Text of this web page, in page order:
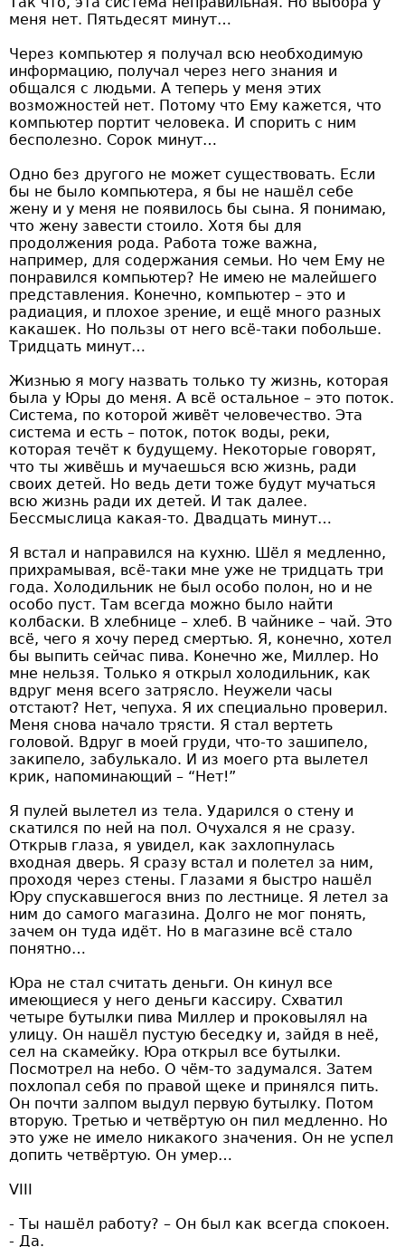
меня нет. Пятьдесят минут…
Через компьютер я получал всю необходимую
информацию, получал через него знания и
общался с людьми. А теперь у меня этих
возможностей нет. Потому что Ему кажется, что
компьютер портит человека. И спорить с ним
бесполезно. Сорок минут…
Одно без другого не может существовать. Если
бы не было компьютера, я бы не нашёл себе
жену и у меня не появилось бы сына. Я понимаю,
что жену завести стоило. Хотя бы для
продолжения рода. Работа тоже важна,
например, для содержания семьи. Но чем Ему не
понравился компьютер? Не имею не малейшего
представления. Конечно, компьютер – это и
радиация, и плохое зрение, и ещё много разных
какашек. Но пользы от него всё-таки побольше.
Тридцать минут…
Жизнью я могу назвать только ту жизнь, которая
была у Юры до меня. А всё остальное – это поток.
Система, по которой живёт человечество. Эта
система и есть – поток, поток воды, реки,
которая течёт к будущему. Некоторые говорят,
что ты живёшь и мучаешься всю жизнь, ради
своих детей. Но ведь дети тоже будут мучаться
всю жизнь ради их детей. И так далее.
Бессмыслица какая-то. Двадцать минут…
Я встал и направился на кухню. Шёл я медленно,
прихрамывая, всё-таки мне уже не тридцать три
года. Холодильник не был особо полон, но и не
особо пуст. Там всегда можно было найти
колбаски. В хлебнице – хлеб. В чайнике – чай. Это
всё, чего я хочу перед смертью. Я, конечно, хотел
бы выпить сейчас пива. Конечно же, Миллер. Но
мне нельзя. Только я открыл холодильник, как
вдруг меня всего затрясло. Неужели часы
отстают? Нет, чепуха. Я их специально проверил.
Меня снова начало трясти. Я стал вертеть
головой. Вдруг в моей груди, что-то зашипело,
закипело, забулькало. И из моего рта вылетел
крик, напоминающий – “Нет!”
Я пулей вылетел из тела. Ударился о стену и
скатился по ней на пол. Очухался я не сразу.
Открыв глаза, я увидел, как захлопнулась
входная дверь. Я сразу встал и полетел за ним,
проходя через стены. Глазами я быстро нашёл
Юру спускавшегося вниз по лестнице. Я летел за
ним до самого магазина. Долго не мог понять,
зачем он туда идёт. Но в магазине всё стало
понятно…
Юра не стал считать деньги. Он кинул все
имеющиеся у него деньги кассиру. Схватил
четыре бутылки пива Миллер и проковылял на
улицу. Он нашёл пустую беседку и, зайдя в неё,
сел на скамейку. Юра открыл все бутылки.
Посмотрел на небо. О чём-то задумался. Затем
похлопал себя по правой щеке и принялся пить.
Он почти залпом выдул первую бутылку. Потом
вторую. Третью и четвёртую он пил медленно. Но
это уже не имело никакого значения. Он не успел
допить четвёртую. Он умер…
VIII
- Ты нашёл работу? – Он был как всегда спокоен.
- Да.